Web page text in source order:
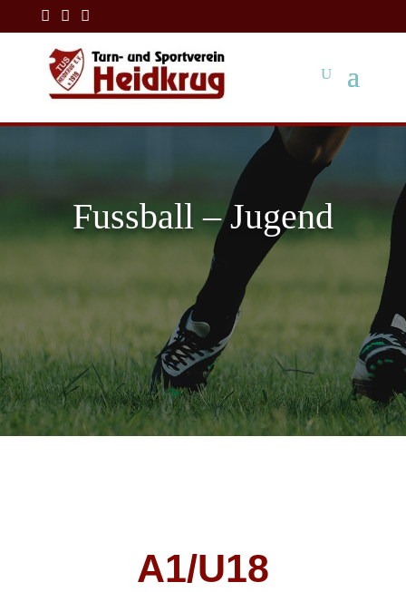
  
Fussball – Jugend
A1/U18